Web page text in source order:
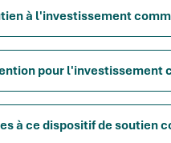
à l'investissement
pour l'investissement
à ce dispositif de soutien